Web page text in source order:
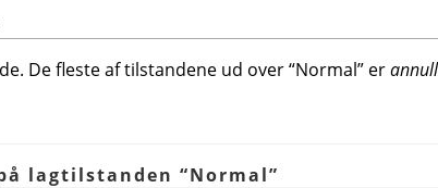
De fleste af tilstandene ud over“Normal” er
lagtilstanden “Normal”